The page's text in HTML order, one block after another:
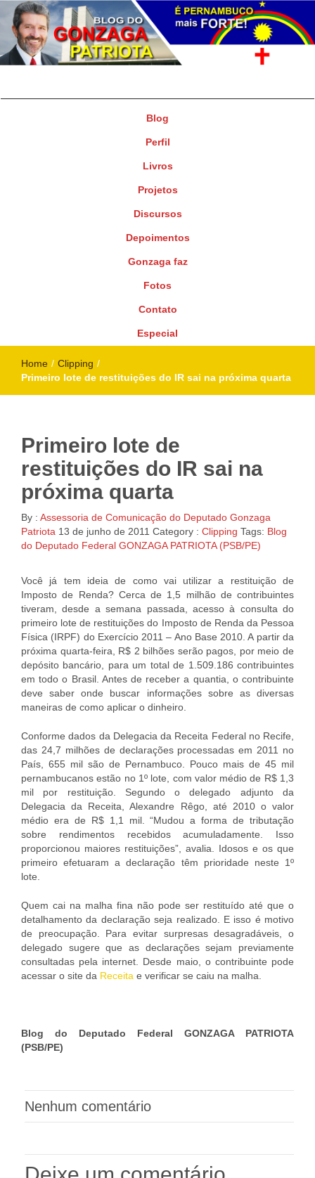
Blog
Perfil
Livros
Projetos
Discursos
Depoimentos
Gonzaga faz
Fotos
Contato
Especial
Home / Clipping /
Primeiro lote de restituições do IR sai na próxima quarta
Primeiro lote de
restituições do IR sai na
próxima quarta
By : Assessoria de Comunicação do Deputado Gonzaga
Patriota 13 de junho de 2011 Category : Clipping Tags: Blog
do Deputado Federal GONZAGA PATRIOTA (PSB/PE)
Você já tem ideia de como vai utilizar a restituição de
Imposto de Renda? Cerca de 1,5 milhão de contribuintes
tiveram, desde a semana passada, acesso à consulta do
primeiro lote de restituições do Imposto de Renda da Pessoa
Física (IRPF) do Exercício 2011 – Ano Base 2010. A partir da
próxima quarta-feira, R$ 2 bilhões serão pagos, por meio de
depósito bancário, para um total de 1.509.186 contribuintes
em todo o Brasil. Antes de receber a quantia, o contribuinte
deve saber onde buscar informações sobre as diversas
maneiras de como aplicar o dinheiro.
Conforme dados da Delegacia da Receita Federal no Recife,
das 24,7 milhões de declarações processadas em 2011 no
País, 655 mil são de Pernambuco. Pouco mais de 45 mil
pernambucanos estão no 1º lote, com valor médio de R$ 1,3
mil por restituição. Segundo o delegado adjunto da
Delegacia da Receita, Alexandre Rêgo, até 2010 o valor
médio era de R$ 1,1 mil. “Mudou a forma de tributação
sobre rendimentos recebidos acumuladamente. Isso
proporcionou maiores restituições”, avalia. Idosos e os que
primeiro efetuaram a declaração têm prioridade neste 1º
lote.
Quem cai na malha fina não pode ser restituído até que o
detalhamento da declaração seja realizado. E isso é motivo
de preocupação. Para evitar surpresas desagradáveis, o
delegado sugere que as declarações sejam previamente
consultadas pela internet. Desde maio, o contribuinte pode
acessar o site da Receita e verificar se caiu na malha.
Blog do Deputado Federal GONZAGA PATRIOTA
(PSB/PE)
Nenhum comentário